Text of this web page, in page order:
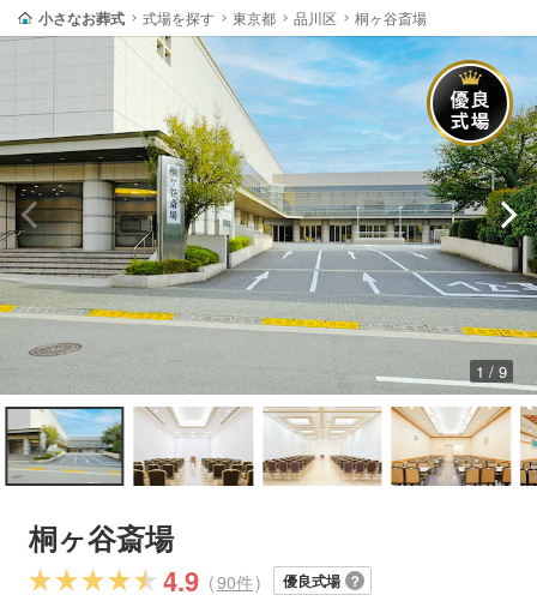
小さなお葬式 式場を探す 東京都 品川区 桐ヶ谷斎場
1 / 9
桐ヶ谷斎場
4.9 (90件) 優良式場